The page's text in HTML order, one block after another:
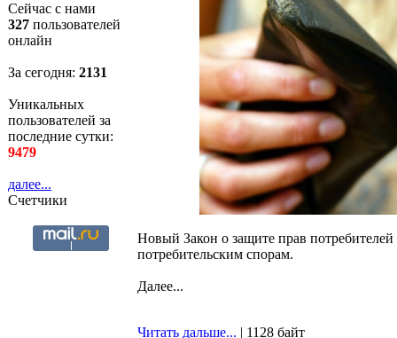
Сейчас с нами
327 пользователей
онлайн
За сегодня: 2131
Уникальных
пользователей за
последние сутки:
9479
далее...
Счетчики
Новый Закон о защите прав
потребительским спорам.
Далее...
Читать дальше... | 1128 байт